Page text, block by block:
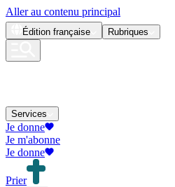
Aller au contenu principal
Édition française Rubriques
Services
Je donne
Je m'abonne
Je donne
Prier